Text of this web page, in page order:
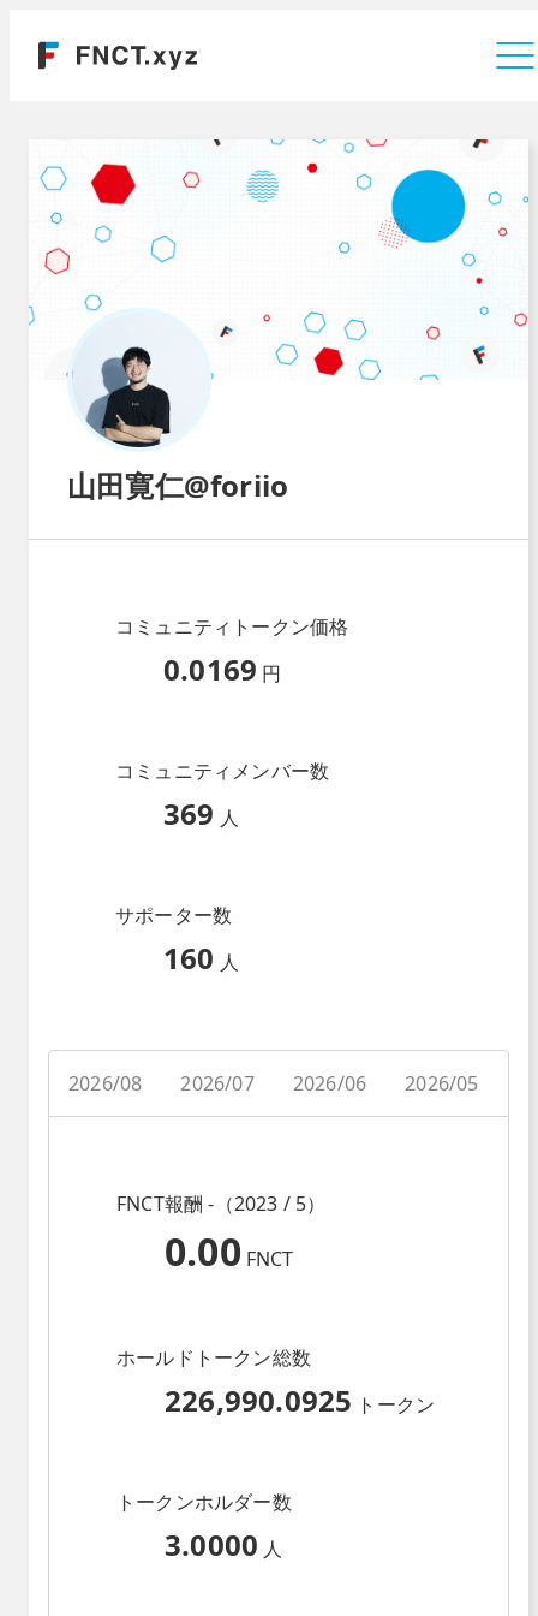
山田寛仁@foriio
コミュニティトークン価格
0.0169 円
コミュニティメンバー数
369 人
サポーター数
160 人
2026/08 2026/07 2026/06 2026/05
FNCT報酬 -（2023 / 5）
0.00 FNCT
ホールドトークン総数
226,990.0925 トークン
トークンホルダー数
3.0000 人